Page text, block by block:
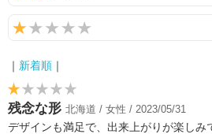
｜ 新着順 ｜
残念な形 北海道 / 女性 / 2023/05/31
デザインも満足で、出来上がりが楽しみ